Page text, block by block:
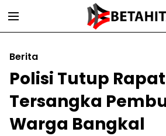
Berita
Polisi Tutup
Tersangka
Warga Bangkal